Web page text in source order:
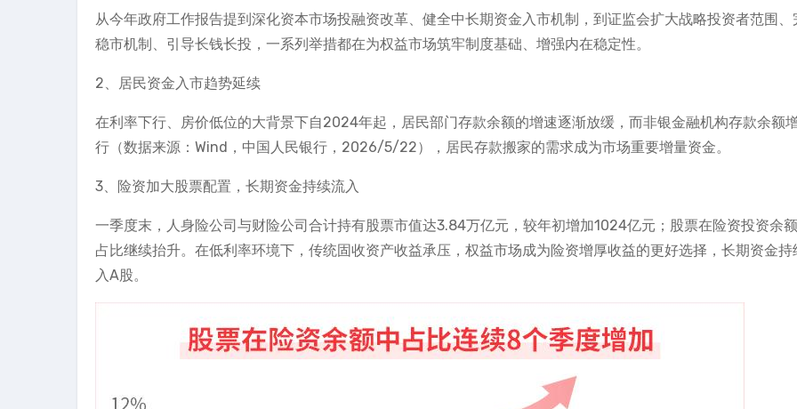
从今年政府工作报告提到深化资本市场投融资改革、健全中长期资金入市机制，到证监会扩大战略投资者范围、
稳市机制、引导长钱长投，一系列举措都在为权益市场筑牢制度基础、增强内在稳定性。
2、居民资金入市趋势延续
在利率下行、房价低位的大背景下自2024年起，居民部门存款余额的增速逐渐放缓，而非银金融机构存款余额
行（数据来源：Wind，中国人民银行，2026/5/22），居民存款搬家的需求成为市场重要增量资金。
3、险资加大股票配置，长期资金持续流入
一季度末，人身险公司与财险公司合计持有股票市值达3.84万亿元，较年初增加1024亿元；股票在险资投资余
占比继续抬升。在低利率环境下，传统固收资产收益承压，权益市场成为险资增厚收益的更好选择，长期资金持
入A股。